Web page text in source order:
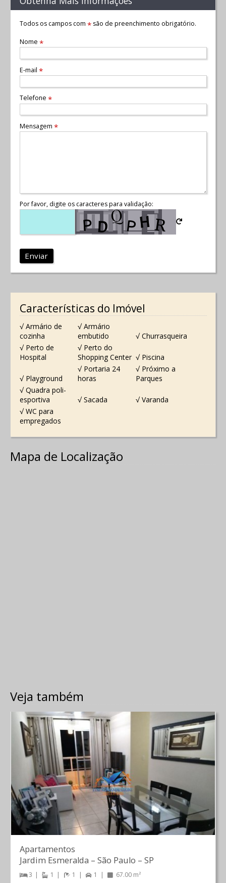
Todos os campos com *são de preenchimento obrigatório.
Nome *
E-mail *
Telefone *
Mensagem *
Por favor, digite os caracteres para validação:
Enviar
Características do Imóvel
√ Armário de
cozinha
√ Armário
embutido
√ Churrasqueira
√ Perto de
Hospital
√ Perto do
Shopping Center √ Piscina
√ Playground
√ Portaria 24
horas
√ Próximo a
Parques
√ Quadra poli-
esportiva
√ Sacada
√ Varanda
√ WC para
empregados
Mapa de Localização
Veja também
Apartamentos
Jardim Esmeralda – São Paulo – SP
3 1 1 1 67.00 m²